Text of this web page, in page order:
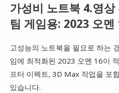
가성비 노트북 4.영
팀 게임용: 2023 오멘
고성능의 노트북을 필요로 하는
임에 최적화된 2023 오멘 16이
프터 이펙트, 3D Max 작업을 포
있습니다.